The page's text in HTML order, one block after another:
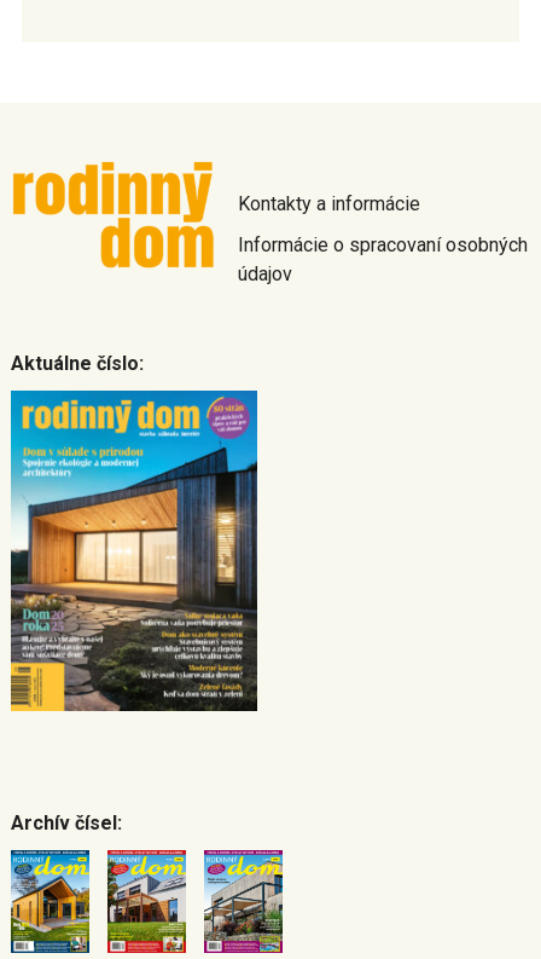
Kontakty a informácie
Informácie o spracovaní osobných
údajov
Aktuálne číslo:
Archív čísel: